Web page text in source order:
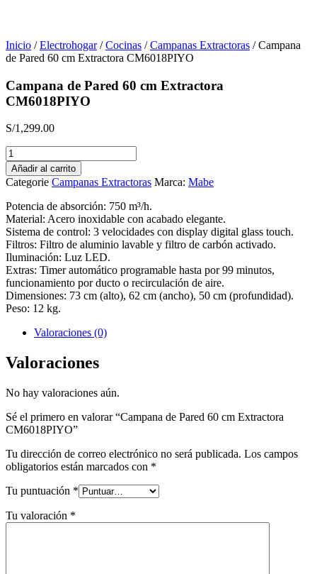
Inicio /Electrohogar/Cocinas /Campanas Extractoras / Campana
de Pared 60 cm Extractora CM6018PIYO
Campana de Pared 60 cm Extractora
CM6018PIYO
S/1,299.00
Campana
de
Pared
60
cm
Extractora
CM6018PIYO
cantidad
Añadir al carrito
Categorie Campanas Extractoras Marca: Mabe
Potencia de absorción: 750 m³/h.
Material: Acero inoxidable con acabado elegante.
Sistema de control: 3 velocidades con display digital glass touch.
Filtros: Filtro de aluminio lavable y filtro de carbón activado.
Iluminación: Luz LED.
Extras: Timer automático programable hasta por 99 minutos,
funcionamiento por ducto o recirculación de aire.
Dimensiones: 73 cm (alto), 62 cm (ancho), 50 cm (profundidad).
Peso: 12 kg.
Valoraciones (0)
Valoraciones
No hay valoraciones aún.
Sé el primero en valorar “Campana de Pared 60 cm Extractora
CM6018PIYO”
Tu dirección de correo electrónico no será publicada. Los campos
obligatorios están marcados con *
Tu puntuación *
Tu valoración *